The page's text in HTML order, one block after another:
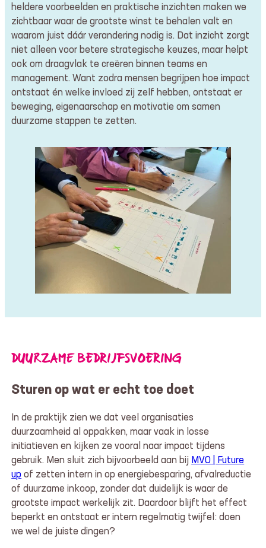
heldere voorbeelden en praktische inzichten maken we
zichtbaar waar de grootste winst te behalen valt en
waarom juist dáár verandering nodig is. Dat inzicht zorgt
niet alleen voor betere strategische keuzes, maar helpt
ook om draagvlak te creëren binnen teams en
management. Want zodra mensen begrijpen hoe impact
ontstaat én welke invloed zij zelf hebben, ontstaat er
beweging, eigenaarschap en motivatie om samen
duurzame stappen te zetten.
DUURZAME BEDRIJFSVOERING
Sturen op wat er echt toe doet
In de praktijk zien we dat veel organisaties
duurzaamheid al oppakken, maar vaak in losse
initiatieven en kijken ze vooral naar impact tijdens
gebruik. Men sluit zich bijvoorbeeld aan bij MVO | Future
up of zetten intern in op energiebesparing, afvalreductie
of duurzame inkoop, zonder dat duidelijk is waar de
grootste impact werkelijk zit. Daardoor blijft het effect
beperkt en ontstaat er intern regelmatig twijfel: doen
we wel de juiste dingen?